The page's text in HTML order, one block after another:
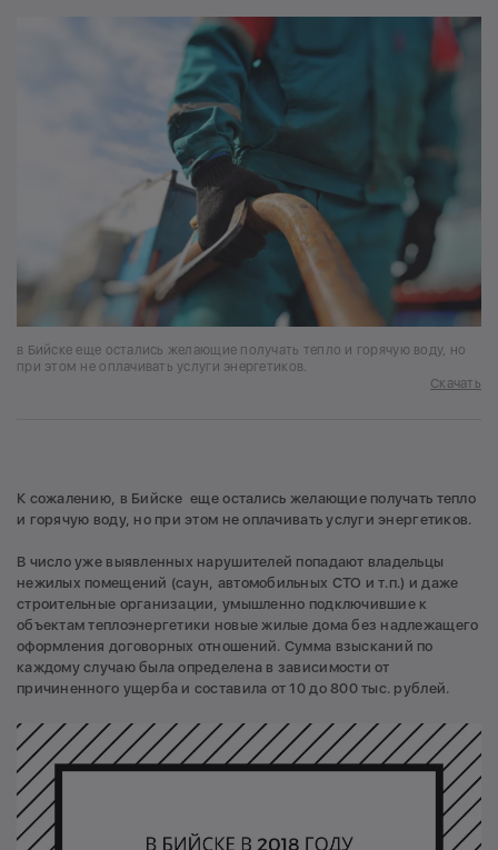
в Бийске еще остались желающие получать тепло и горячую воду, но
при этом не оплачивать услуги энергетиков.
Скачать
К сожалению, в Бийске еще остались желающие получать тепло
и горячую воду, но при этом не оплачивать услуги энергетиков.
В число уже выявленных нарушителей попадают владельцы
нежилых помещений (саун, автомобильных СТО и т.п.) и даже
строительные организации, умышленно подключившие к
объектам теплоэнергетики новые жилые дома без надлежащего
оформления договорных отношений. Сумма взысканий по
каждому случаю была определена в зависимости от
причиненного ущерба и составила от 10 до 800 тыс. рублей.